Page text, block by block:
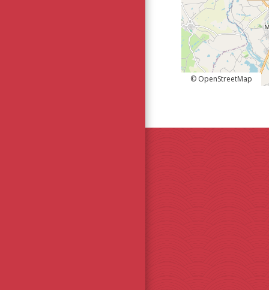
© OpenStreetMap